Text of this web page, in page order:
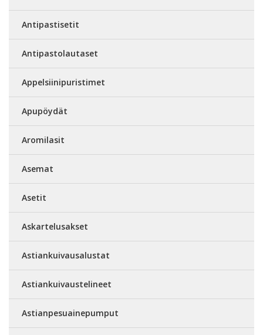
Antipastisetit
Antipastolautaset
Appelsiinipuristimet
Apupöydät
Aromilasit
Asemat
Asetit
Askartelusakset
Astiankuivausalustat
Astiankuivaustelineet
Astianpesuainepumput